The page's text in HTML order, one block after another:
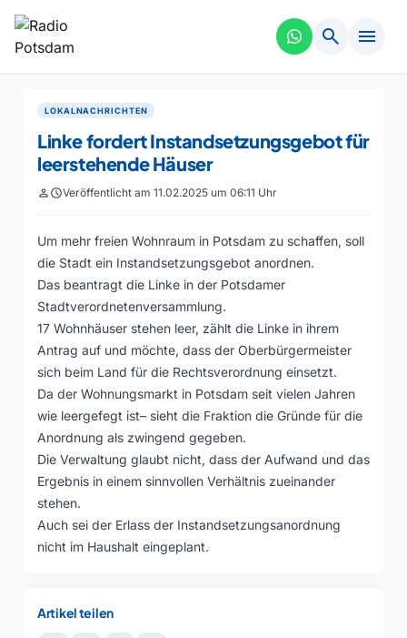
search menu
LOKALNACHRICHTEN
Linke fordert Instandsetzungsgebot für
leerstehende Häuser
personscheduleVeröffentlicht am 11.02.2025 um 06:11 Uhr
Um mehr freien Wohnraum in Potsdam zu schaffen, soll
die Stadt ein Instandsetzungsgebot anordnen.
Das beantragt die Linke in der Potsdamer
Stadtverordnetenversammlung.
17 Wohnhäuser stehen leer, zählt die Linke in ihrem
Antrag auf und möchte, dass der Oberbürgermeister
sich beim Land für die Rechtsverordnung einsetzt.
Da der Wohnungsmarkt in Potsdam seit vielen Jahren
wie leergefegt ist– sieht die Fraktion die Gründe für die
Anordnung als zwingend gegeben.
Die Verwaltung glaubt nicht, dass der Aufwand und das
Ergebnis in einem sinnvollen Verhältnis zueinander
stehen.
Auch sei der Erlass der Instandsetzungsanordnung
nicht im Haushalt eingeplant.
Artikel teilen